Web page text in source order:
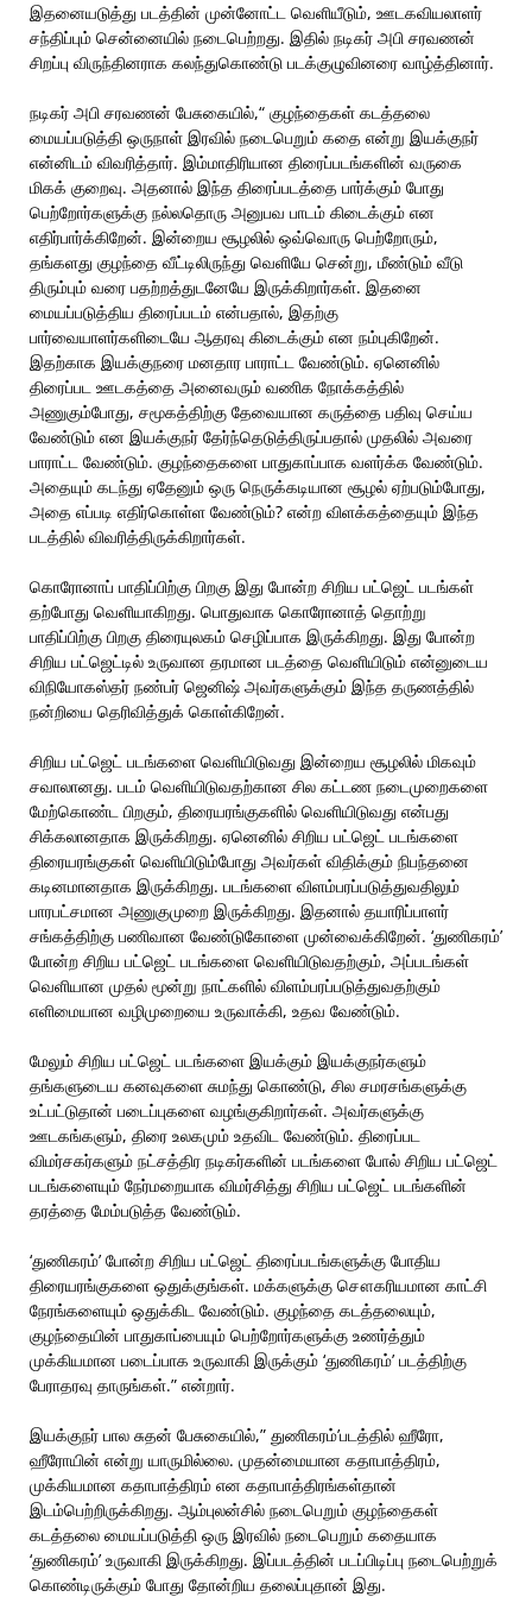
இதனையடுத்து படத்தின் முன்னோட்ட வெளியீடும், ஊடகவியலாளர்
சந்திப்பும் சென்னையில் நடைபெற்றது. இதில் நடிகர் அபி சரவணன்
சிறப்பு விருந்தினராக கலந்துகொண்டு படக்குழுவினரை வாழ்த்தினார்.
நடிகர் அபி சரவணன் பேசுகையில்,“ குழந்தைகள் கடத்தலை
மையப்படுத்தி ஒருநாள் இரவில் நடைபெறும் கதை என்று இயக்குநர்
என்னிடம் விவரித்தார். இம்மாதிரியான திரைப்படங்களின் வருகை
மிகக் குறைவு. அதனால் இந்த திரைப்படத்தை பார்க்கும் போது
பெற்றோர்களுக்கு நல்லதொரு அனுபவ பாடம் கிடைக்கும் என
எதிர்பார்க்கிறேன். இன்றைய சூழலில் ஒவ்வொரு பெற்றோரும்,
தங்களது குழந்தை வீட்டிலிருந்து வெளியே சென்று, மீண்டும் வீடு
திரும்பும் வரை பதற்றத்துடனேயே இருக்கிறார்கள். இதனை
மையப்படுத்திய திரைப்படம் என்பதால், இதற்கு
பார்வையாளர்களிடையே ஆதரவு கிடைக்கும் என நம்புகிறேன்.
இதற்காக இயக்குநரை மனதார பாராட்ட வேண்டும். ஏனெனில்
திரைப்பட ஊடகத்தை அனைவரும் வணிக நோக்கத்தில்
அணுகும்போது, சமூகத்திற்கு தேவையான கருத்தை பதிவு செய்ய
வேண்டும் என இயக்குநர் தேர்ந்தெடுத்திருப்பதால் முதலில் அவரை
பாராட்ட வேண்டும். குழந்தைகளை பாதுகாப்பாக வளர்க்க வேண்டும்.
அதையும் கடந்து ஏதேனும் ஒரு நெருக்கடியான சூழல் ஏற்படும்போது,
அதை எப்படி எதிர்கொள்ள வேண்டும்? என்ற விளக்கத்தையும் இந்த
படத்தில் விவரித்திருக்கிறார்கள்.
கொரோனாப் பாதிப்பிற்கு பிறகு இது போன்ற சிறிய பட்ஜெட் படங்கள்
தற்போது வெளியாகிறது. பொதுவாக கொரோனாத் தொற்று
பாதிப்பிற்கு பிறகு திரையுலகம் செழிப்பாக இருக்கிறது. இது போன்ற
சிறிய பட்ஜெட்டில் உருவான தரமான படத்தை வெளியிடும் என்னுடைய
விநியோகஸ்தர் நண்பர் ஜெனிஷ் அவர்களுக்கும் இந்த தருணத்தில்
நன்றியை தெரிவித்துக் கொள்கிறேன்.
சிறிய பட்ஜெட் படங்களை வெளியிடுவது இன்றைய சூழலில் மிகவும்
சவாலானது. படம் வெளியிடுவதற்கான சில கட்டண நடைமுறைகளை
மேற்கொண்ட பிறகும், திரையரங்குகளில் வெளியிடுவது என்பது
சிக்கலானதாக இருக்கிறது. ஏனெனில் சிறிய பட்ஜெட் படங்களை
திரையரங்குகள் வெளியிடும்போது அவர்கள் விதிக்கும் நிபந்தனை
கடினமானதாக இருக்கிறது. படங்களை விளம்பரப்படுத்துவதிலும்
பாரபட்சமான அணுகுமுறை இருக்கிறது. இதனால் தயாரிப்பாளர்
சங்கத்திற்கு பணிவான வேண்டுகோளை முன்வைக்கிறேன். ‘துணிகரம்’
போன்ற சிறிய பட்ஜெட் படங்களை வெளியிடுவதற்கும், அப்படங்கள்
வெளியான முதல் மூன்று நாட்களில் விளம்பரப்படுத்துவதற்கும்
எளிமையான வழிமுறையை உருவாக்கி, உதவ வேண்டும்.
மேலும் சிறிய பட்ஜெட் படங்களை இயக்கும் இயக்குநர்களும்
தங்களுடைய கனவுகளை சுமந்து கொண்டு, சில சமரசங்களுக்கு
உட்பட்டுதான் படைப்புகளை வழங்குகிறார்கள். அவர்களுக்கு
ஊடகங்களும், திரை உலகமும் உதவிட வேண்டும். திரைப்பட
விமர்சகர்களும் நட்சத்திர நடிகர்களின் படங்களை போல் சிறிய பட்ஜெட்
படங்களையும் நேர்மறையாக விமர்சித்து சிறிய பட்ஜெட் படங்களின்
தரத்தை மேம்படுத்த வேண்டும்.
‘துணிகரம்’ போன்ற சிறிய பட்ஜெட் திரைப்படங்களுக்கு போதிய
திரையரங்குகளை ஒதுக்குங்கள். மக்களுக்கு சௌகரியமான காட்சி
நேரங்களையும் ஒதுக்கிட வேண்டும். குழந்தை கடத்தலையும்,
குழந்தையின் பாதுகாப்பையும் பெற்றோர்களுக்கு உணர்த்தும்
முக்கியமான படைப்பாக உருவாகி இருக்கும் ‘துணிகரம்’ படத்திற்கு
பேராதரவு தாருங்கள்.” என்றார்.
இயக்குநர் பால சுதன் பேசுகையில்,” துணிகரம்’படத்தில் ஹீரோ,
ஹீரோயின் என்று யாருமில்லை. முதன்மையான கதாபாத்திரம்,
முக்கியமான கதாபாத்திரம் என கதாபாத்திரங்கள்தான்
இடம்பெற்றிருக்கிறது. ஆம்புலன்சில் நடைபெறும் குழந்தைகள்
கடத்தலை மையப்படுத்தி ஒரு இரவில் நடைபெறும் கதையாக
‘துணிகரம்’ உருவாகி இருக்கிறது. இப்படத்தின் படப்பிடிப்பு நடைபெற்றுக்
கொண்டிருக்கும் போது தோன்றிய தலைப்புதான் இது.